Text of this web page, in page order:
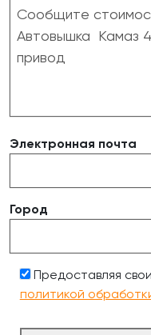
Электронная почта
Город
Предоставляя
политикой